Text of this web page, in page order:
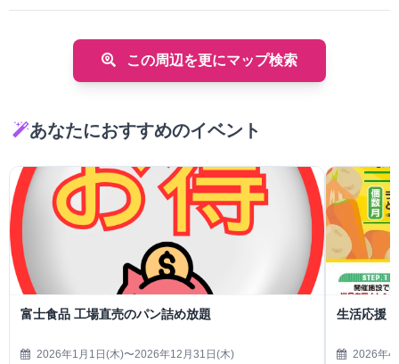
この周辺を更にマップ検索
あなたにおすすめのイベント
富士食品 工場直売のパン詰め放題
2026年1月1日(木)〜2026年12月31日(木)
生活応援
2026年4